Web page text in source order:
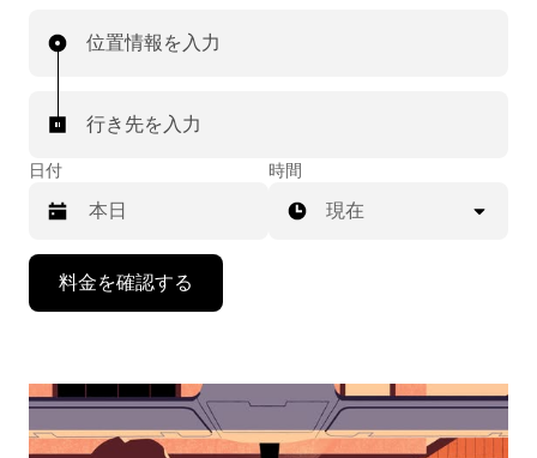
位置情報を入力
行き先を入力
日付
で
時間
現在
料金を確認する